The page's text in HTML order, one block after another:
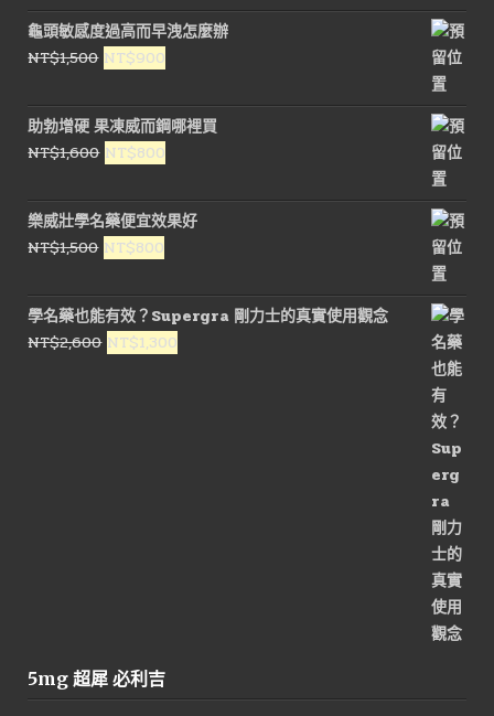
價
格：
NT$1,600。
價
格：
NT$800。
龜頭敏感度過高而早洩怎麼辦
NT$1,500 原
價
格：
NT$1,500。
NT$900
價
格：
NT$900。
助勃增硬 果凍威而鋼哪裡買
NT$1,600 原
價
格：
NT$1,600。
NT$800
價
格：
樂威壯學名藥便宜效果好
NT$1,500 原
價
格：
NT$1,500。
NT$800
價
格：
NT$800。
學名藥也能有效？Supergra 剛力士的真實使用觀念
NT$2,600 原
NT$1,300
5mg 超犀 必利吉